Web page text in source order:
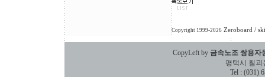
Copyright 1999-2026 Zeroboard /
CopyLeft by 금속노조 쌍용자
평택시 칠괴동
Tel : (031)